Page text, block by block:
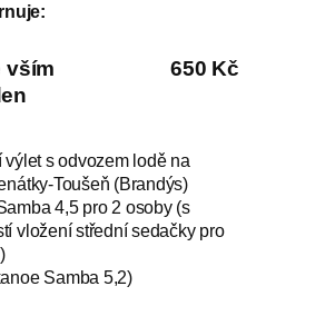
vším
650 Kč
výlet s odvozem lodě na
Toušeň (Brandýs)
4,5 pro 2 osoby (s
vložení střední sedačky pro
Samba 5,2)